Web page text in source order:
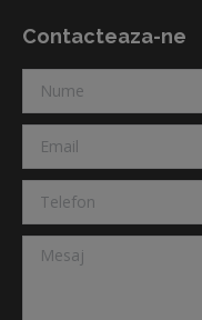
Contacteaza-ne